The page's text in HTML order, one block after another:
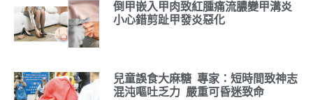
倒甲嵌入甲肉致紅腫痛流膿變甲溝炎
小心錯剪趾甲發炎惡化
兒童誤食大麻糖 專家：短時間致神志
混沌嘔吐乏力 嚴重可昏迷致命